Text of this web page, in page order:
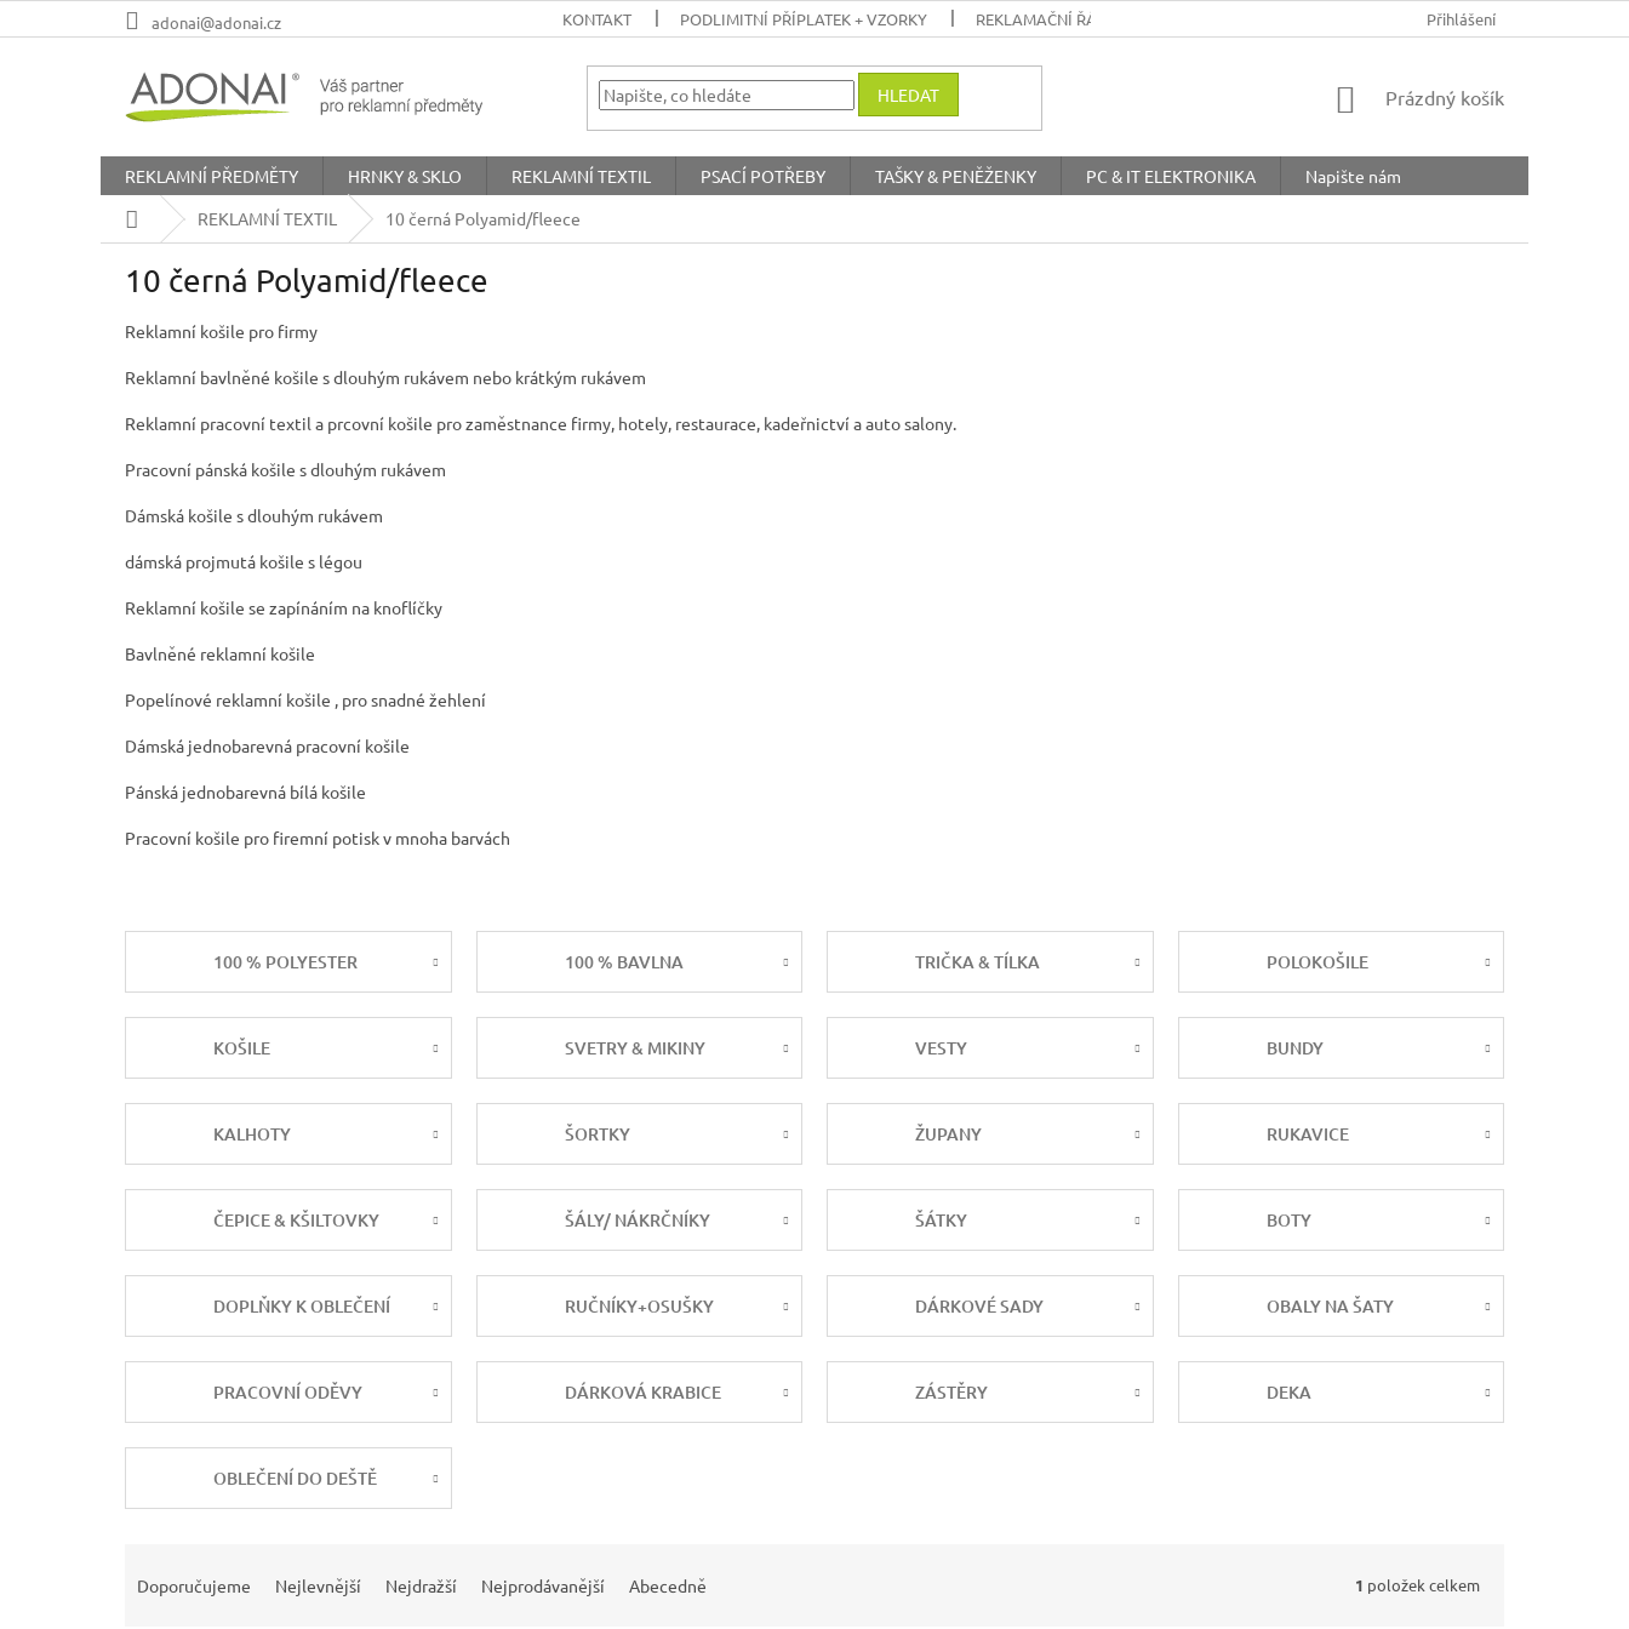
na
adonai@adonai.cz KONTAKT PODLIMITNÍ PŘÍPLATEK + VZORKY REKLAMAČNÍ ŘÁD COOKIES OCHRANA
Přihlášení
HLEDAT
NÁKUPNÍ
Prázdný košík
REKLAMNÍ PŘEDMĚTY HRNKY & SKLO REKLAMNÍ TEXTIL PSACÍ POTŘEBY TAŠKY & PENĚŽENKY PC & IT ELEKTRONIKA
Napište nám
Domů
REKLAMNÍ TEXTIL 10 černá Polyamid/fleece
10 černá Polyamid/fleece
Reklamní košile pro firmy
Reklamní bavlněné košile s dlouhým rukávem nebo krátkým rukávem
Reklamní pracovní textil a prcovní košile pro zaměstnance firmy, hotely, restaurace, kadeřnictví a auto salony.
Pracovní pánská košile s dlouhým rukávem
Dámská košile s dlouhým rukávem
dámská projmutá košile s légou
Reklamní košile se zapínáním na knoflíčky
Bavlněné reklamní košile
Popelínové reklamní košile , pro snadné žehlení
Dámská jednobarevná pracovní košile
Pánská jednobarevná bílá košile
Pracovní košile pro firemní potisk v mnoha barvách
100 % POLYESTER 100 % BAVLNA TRIČKA & TÍLKA POLOKOŠILE
KOŠILE SVETRY & MIKINY VESTY BUNDY
KALHOTY ŠORTKY ŽUPANY RUKAVICE
ČEPICE & KŠILTOVKY ŠÁLY/ NÁKRČNÍKY ŠÁTKY BOTY
DOPLŇKY K OBLEČENÍ RUČNÍKY+OSUŠKY DÁRKOVÉ SADY OBALY NA ŠATY
PRACOVNÍ ODĚVY DÁRKOVÁ KRABICE ZÁSTĚRY DEKA
OBLEČENÍ DO DEŠTĚ
Doporučujeme Nejlevnější Nejdražší Nejprodávanější Abecedně 1 položek celkem